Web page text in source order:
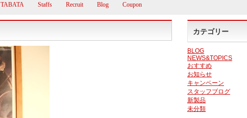
TABATA Staffs Recruit Blog Coupon
カテゴリー
BLOG
NEWS&TOPICS
おすすめ
お知らせ
キャンペーン
スタッフブログ
新製品
未分類